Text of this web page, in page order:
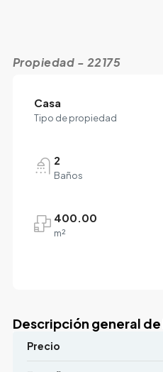
Propiedad - 22175
Casa
Tipo de propiedad
2
Baños
400.00
m²
Descripción general
Precio